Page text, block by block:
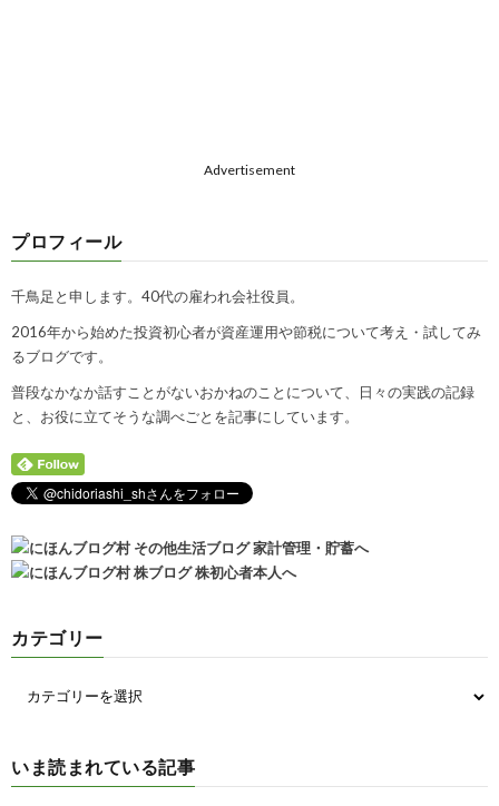
Advertisement
プロフィール
千鳥足と申します。40代の雇われ会社役員。
2016年から始めた投資初心者が資産運用や節税について考え・試してみ
るブログです。
普段なかなか話すことがないおかねのことについて、日々の実践の記録
と、お役に立てそうな調べごとを記事にしています。
カテゴリー
いま読まれている記事